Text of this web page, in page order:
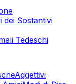
dei Sostantivi
Tedeschi
Aggettivi